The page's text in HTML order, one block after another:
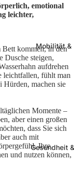
Mobilität &
Gesundheit
emotional
leichter,
kommen, in den
Dusche steigen,
aufdrehen
leichtfallen, fühlt man
Hürden, machen sie
Momente –
aber einen großen
dass Sie sich
auch mit
Ihre
und nutzen können,